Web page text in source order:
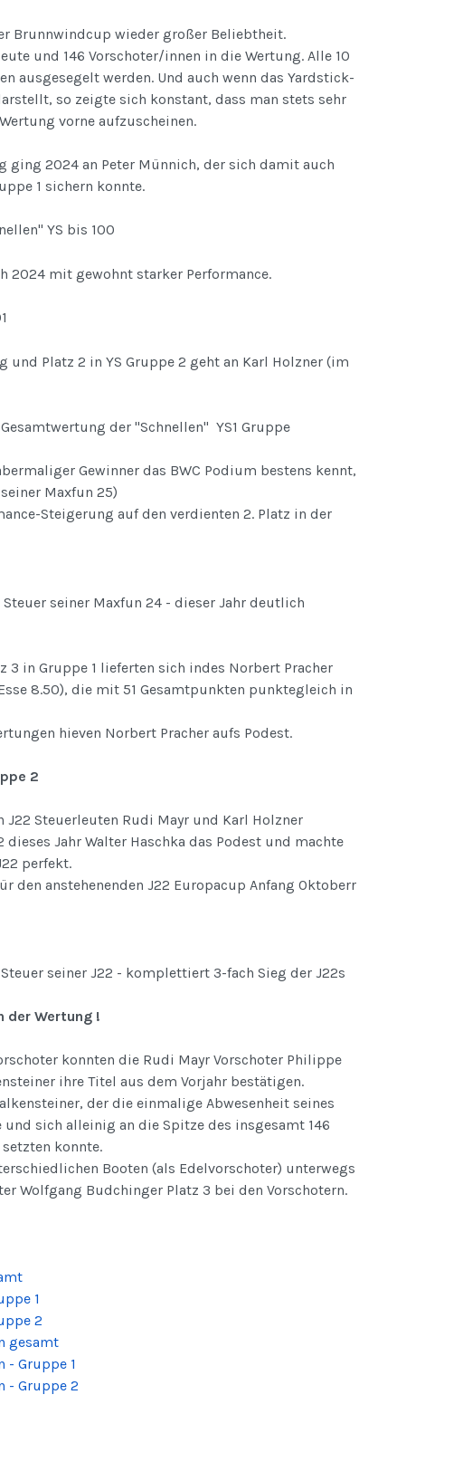
Brunnwindcup wieder großer Beliebtheit.
und 146 Vorschoter/innen in die Wertung. Alle 10
ausgesegelt werden. Und auch wenn das Yardstick-
so zeigte sich konstant, dass man stets sehr
vorne aufzuscheinen.
ging 2024 an Peter Münnich, der sich damit auch
1 sichern konnte.
YS bis 100
2024 mit gewohnt starker Performance.
und Platz 2 in YS Gruppe 2 geht an Karl Holzner (im
der "Schnellen" YS1 Gruppe
Gewinner das BWC Podium bestens kennt,
Maxfun 25)
Steigerung auf den verdienten 2. Platz in der
seiner Maxfun 24 - dieser Jahr deutlich
3 in Gruppe 1 lieferten sich indes Norbert Pracher
8.50), die mit 51 Gesamtpunkten punktegleich in
hieven Norbert Pracher aufs Podest.
2
J22 Steuerleuten Rudi Mayr und Karl Holzner
Jahr Walter Haschka das Podest und machte
perfekt.
den anstehenenden J22 Europacup Anfang Oktoberr
seiner J22 - komplettiert 3-fach Sieg der J22s
der Wertung !
konnten die Rudi Mayr Vorschoter Philippe
ihre Titel aus dem Vorjahr bestätigen.
der die einmalige Abwesenheit seines
sich alleinig an die Spitze des insgesamt 146
konnte.
Booten (als Edelvorschoter) unterwegs
Wolfgang Budchinger Platz 3 bei den Vorschotern.
1
2
gesamt
- Gruppe 1
- Gruppe 2